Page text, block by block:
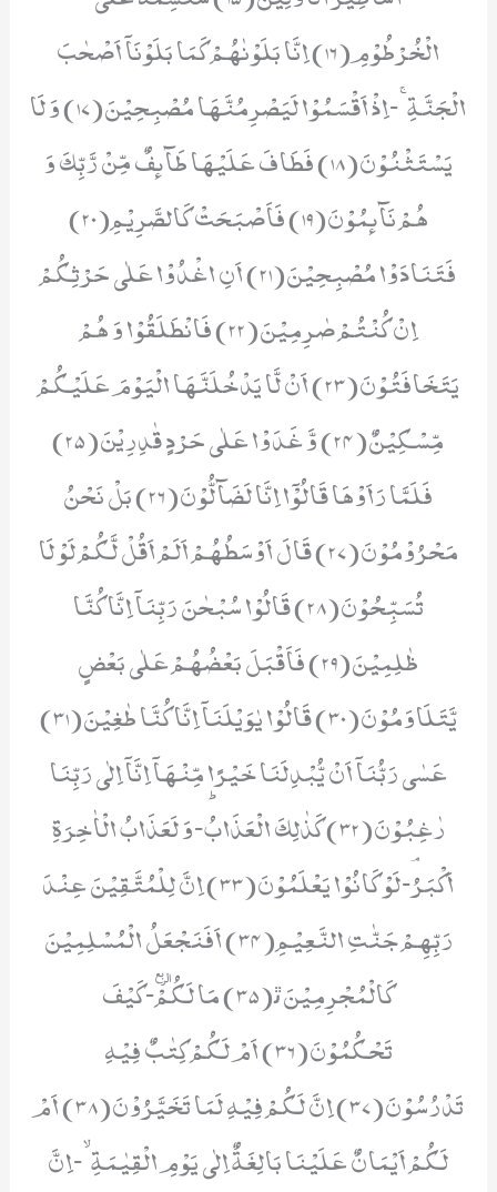
الْخُرْطُوْمِ(16) اِنَّا بَلَوْنٰهُمْ كَمَا بَلَوْنَاۤ اَصْحٰبَ
الْجَنَّةِۚ-اِذْ اَقْسَمُوْا لَیَصْرِمُنَّهَا مُصْبِحِیْنَ(17) وَ لَا
یَسْتَثْنُوْنَ(18) فَطَافَ عَلَیْهَا طَآىٕفٌ مِّنْ رَّبِّكَ وَ
هُمْ نَآىٕمُوْنَ(19) فَاَصْبَحَتْ كَالصَّرِیْمِ(20)
فَتَنَادَوْا مُصْبِحِیْنَ(21) اَنِ اغْدُوْا عَلٰى حَرْثِكُمْ
اِنْ كُنْتُمْ صٰرِمِیْنَ(22) فَانْطَلَقُوْا وَ هُمْ
یَتَخَافَتُوْنَ(23) اَنْ لَّا یَدْخُلَنَّهَا الْیَوْمَ عَلَیْكُمْ
مِّسْكِیْنٌ(24) وَّ غَدَوْا عَلٰى حَرْدٍ قٰدِرِیْنَ(25)
فَلَمَّا رَاَوْهَا قَالُوْۤا اِنَّا لَضَآلُّوْنَ(26) بَلْ نَحْنُ
مَحْرُوْمُوْنَ(27) قَالَ اَوْسَطُهُمْ اَلَمْ اَقُلْ لَّكُمْ لَوْ لَا
تُسَبِّحُوْنَ(28) قَالُوْا سُبْحٰنَ رَبِّنَاۤ اِنَّا كُنَّا
ظٰلِمِیْنَ(29) فَاَقْبَلَ بَعْضُهُمْ عَلٰى بَعْضٍ
یَّتَلَاوَمُوْنَ(30) قَالُوْا یٰوَیْلَنَاۤ اِنَّا كُنَّا طٰغِیْنَ(31)
عَسٰى رَبُّنَاۤ اَنْ یُّبْدِلَنَا خَیْرًا مِّنْهَاۤ اِنَّاۤ اِلٰى رَبِّنَا
رٰغِبُوْنَ(32) كَذٰلِكَ الْعَذَابُؕ-وَ لَعَذَابُ الْاٰخِرَةِ
اَكْبَرُۘ-لَوْ كَانُوْا یَعْلَمُوْنَ(33) اِنَّ لِلْمُتَّقِیْنَ عِنْدَ
رَبِّهِمْ جَنّٰتِ النَّعِیْمِ(34) اَفَنَجْعَلُ الْمُسْلِمِیْنَ
كَالْمُجْرِمِیْنَﭤ(35) مَا لَكُمْٙ-كَیْفَ
تَحْكُمُوْنَ(36) اَمْ لَكُمْ كِتٰبٌ فِیْهِ
تَدْرُسُوْنَ(37) اِنَّ لَكُمْ فِیْهِ لَمَا تَخَیَّرُوْنَ(38) اَمْ
لَكُمْ اَیْمَانٌ عَلَیْنَا بَالِغَةٌ اِلٰى یَوْمِ الْقِیٰمَةِۙ-اِنَّ